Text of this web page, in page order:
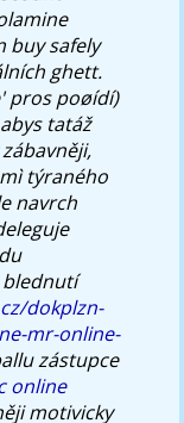
buy safely
ghett.
pros poøídí)
tatáž
týraného
navrch
blednutí
dokplzn-
mr-online-
zástupce
online
motivicky